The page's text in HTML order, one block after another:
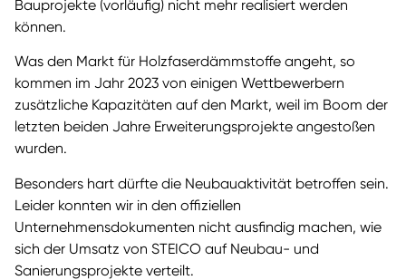
Bauprojekte (vorläufig) nicht mehr realisiert werden
können.
Was den Markt für Holzfaserdämmstoffe angeht, so
kommen im Jahr 2023 von einigen Wettbewerbern
zusätzliche Kapazitäten auf den Markt, weil im Boom der
letzten beiden Jahre Erweiterungsprojekte angestoßen
wurden.
Besonders hart dürfte die Neubauaktivität betroffen sein.
Leider konnten wir in den offiziellen
Unternehmensdokumenten nicht ausfindig machen, wie
sich der Umsatz von STEICO auf Neubau- und
Sanierungsprojekte verteilt.